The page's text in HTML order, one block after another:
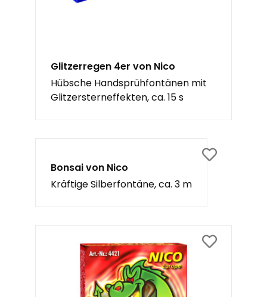
Glitzerregen 4er von Nico
Hübsche Handsprühfontänen mit
Glitzersterneffekten, ca. 15 s
Bonsai von Nico
Kräftige Silberfontäne, ca. 3 m